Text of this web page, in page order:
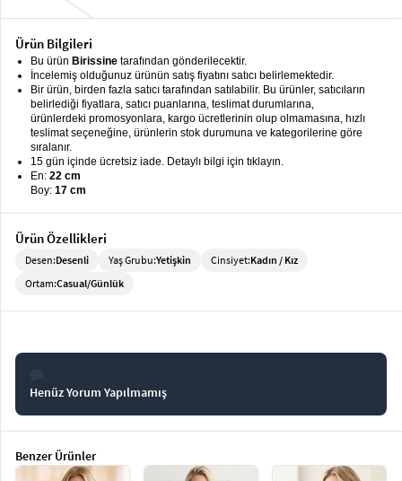
Giyim keyboard_arrow_down
Tesettür
Giyim
keyboard_arrow_down
Büyük
Bedenkeyboard_arrow_down
İç
Giyimkeyboard_arrow_down
Ürün Bilgileri
Bu ürün Birissine tarafından gönderilecektir.
İncelemiş olduğunuz ürünün satış fiyatını satıcı belirlemektedir.
Bir ürün, birden fazla satıcı tarafından satılabilir. Bu ürünler, satıcıların
belirlediği fiyatlara, satıcı puanlarına, teslimat durumlarına,
ürünlerdeki promosyonlara, kargo ücretlerinin olup olmamasına, hızlı
teslimat seçeneğine, ürünlerin stok durumuna ve kategorilerine göre
sıralanır.
15 gün içinde ücretsiz iade. Detaylı bilgi için tıklayın.
En: 22 cm
Boy: 17 cm
Ürün Özellikleri
Desen:Desenli Yaş Grubu:Yetişkin Cinsiyet:Kadın / Kız
Ortam:Casual/Günlük
Henüz Yorum Yapılmamış
Benzer Ürünler